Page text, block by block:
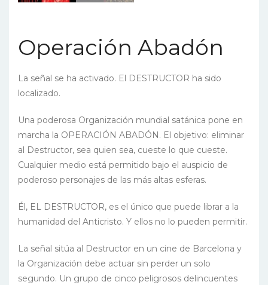
Operación Abadón
La señal se ha activado. El DESTRUCTOR ha sido
localizado.
Una poderosa Organización mundial satánica pone en
marcha la OPERACIÓN ABADÓN. El objetivo: eliminar
al Destructor, sea quien sea, cueste lo que cueste.
Cualquier medio está permitido bajo el auspicio de
poderoso personajes de las más altas esferas.
Él, EL DESTRUCTOR, es el único que puede librar a la
humanidad del Anticristo. Y ellos no lo pueden permitir.
La señal sitúa al Destructor en un cine de Barcelona y
la Organización debe actuar sin perder un solo
segundo. Un grupo de cinco peligrosos delincuentes